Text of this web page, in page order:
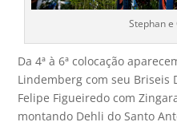
Stephan e
Da 4ª à 6ª colocação
Lindemberg com seu
Felipe Figueiredo com
montando Dehli do Santo